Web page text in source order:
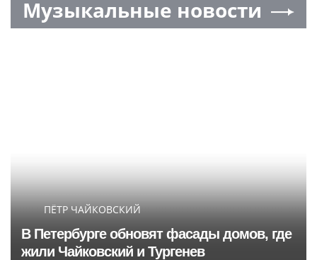
Музыкальные новости
ПЁТР ЧАЙКОВСКИЙ
В Петербурге обновят фасады домов, где
жили Чайковский и Тургенев